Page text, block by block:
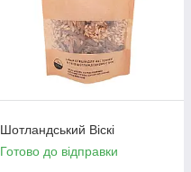
Шотландський Віскі
Готово до відправки